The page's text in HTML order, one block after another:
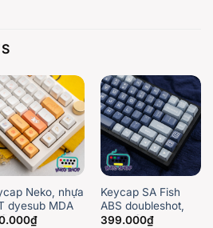
Neko, nhựa
dyesub MDA
₫
Keycap SA Fish
ABS doubleshot,
SA profile
399.000₫